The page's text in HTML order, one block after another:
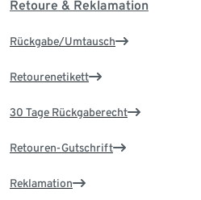
Retoure & Reklamation
Rückgabe/Umtausch
Retourenetikett
30 Tage Rückgaberecht
Retouren-Gutschrift
Reklamation